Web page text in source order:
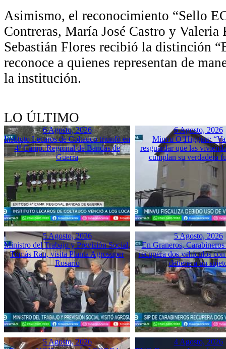
Asimismo, el reconocimiento “Sello
Contreras, María José Castro y Valeria
Sebastián Flores recibió la distinción
reconoce a quienes representan de
la institución.
LO ÚLTIMO
6 Agosto, 2026
Instituto Lecaros de Coltauco triunfó en
4º Camp. Regional de Bandas de
Guerra
6 Agosto, 2026
Minvu O’Higgins:
resguardar que las
cumplan su verdadera
5 Agosto, 2026
Ministro del Trabajo y Previsión Social,
Tomás Rau, visita Planta Agrosuper
Rosario
5 Agosto, 2026
En Graneros,
recupera dos vehículos
detiene a un
5 Agosto, 2026
4 Agosto, 2026